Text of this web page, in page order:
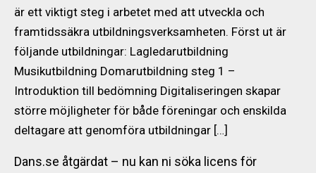
är ett viktigt steg i arbetet med att utveckla och
framtidssäkra utbildningsverksamheten. Först ut är
följande utbildningar: Lagledarutbildning
Musikutbildning Domarutbildning steg 1 –
Introduktion till bedömning Digitaliseringen skapar
större möjligheter för både föreningar och enskilda
deltagare att genomföra utbildningar […]
Dans.se åtgärdat – nu kan ni söka licens för